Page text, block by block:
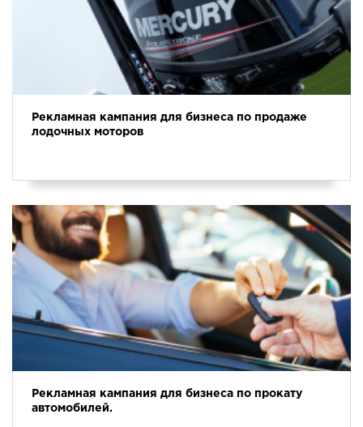
Рекламная кампания для бизнеса по продаже
лодочных моторов
Рекламная кампания для бизнеса по прокату
автомобилей.